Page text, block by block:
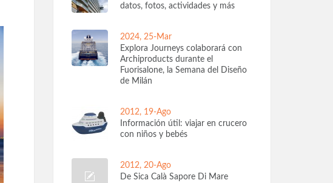
datos, fotos, actividades y más
2024, 25-Mar
Explora Journeys colaborará con
Archiproducts durante el
Fuorisalone, la Semana del Diseño
de Milán
2012, 19-Ago
Información útil: viajar en crucero
con niños y bebés
2012, 20-Ago
De Sica Calà Sapore Di Mare